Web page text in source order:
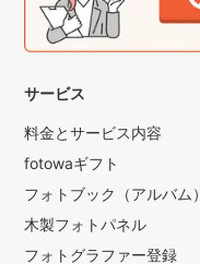
サービス
料金とサービス内容
fotowaギフト
フォトブック（アルバム）
木製フォトパネル
フォトグラファー登録